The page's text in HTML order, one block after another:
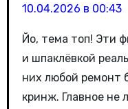
10.04.2026 в 00:43
Йо, тема топ! Эти
и шпаклёвкой
них любой ремонт
кринж. Главное не